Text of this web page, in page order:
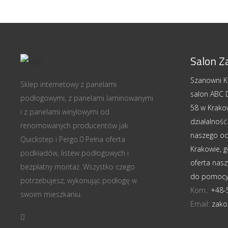
Sklep internetowy z panelami
podłogowymi, z panelami laminowanymi
i z panelami winylowymi od
renomowanych producentów jak
Quickstep i Pergo.0 Pełna oferta
podkładów, listew podłogowych i
bezpłatny montaż. Wszystko czego
potrzebujesz, wykonując podłogę w
swoim mieszkaniu.
Salon
Szanowni
salon ABC
58 w
naszego
Krakowie,
oferta
do
Kom.: +48-
Email: